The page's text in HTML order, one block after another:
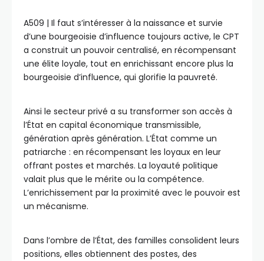
A509 | Il faut s’intéresser à la naissance et survie
d’une bourgeoisie d’influence toujours active, le CPT
a construit un pouvoir centralisé, en récompensant
une élite loyale, tout en enrichissant encore plus la
bourgeoisie d’influence, qui glorifie la pauvreté.
Ainsi le secteur privé a su transformer son accès à
l’État en capital économique transmissible,
génération après génération. L’État comme un
patriarche : en récompensant les loyaux en leur
offrant postes et marchés. La loyauté politique
valait plus que le mérite ou la compétence.
L’enrichissement par la proximité avec le pouvoir est
un mécanisme.
Dans l’ombre de l’État, des familles consolident leurs
positions, elles obtiennent des postes, des